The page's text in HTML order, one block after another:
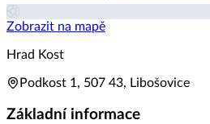
Zobrazit na mapě
Hrad Kost
Podkost 1, 507 43, Libošovice
Základní informace